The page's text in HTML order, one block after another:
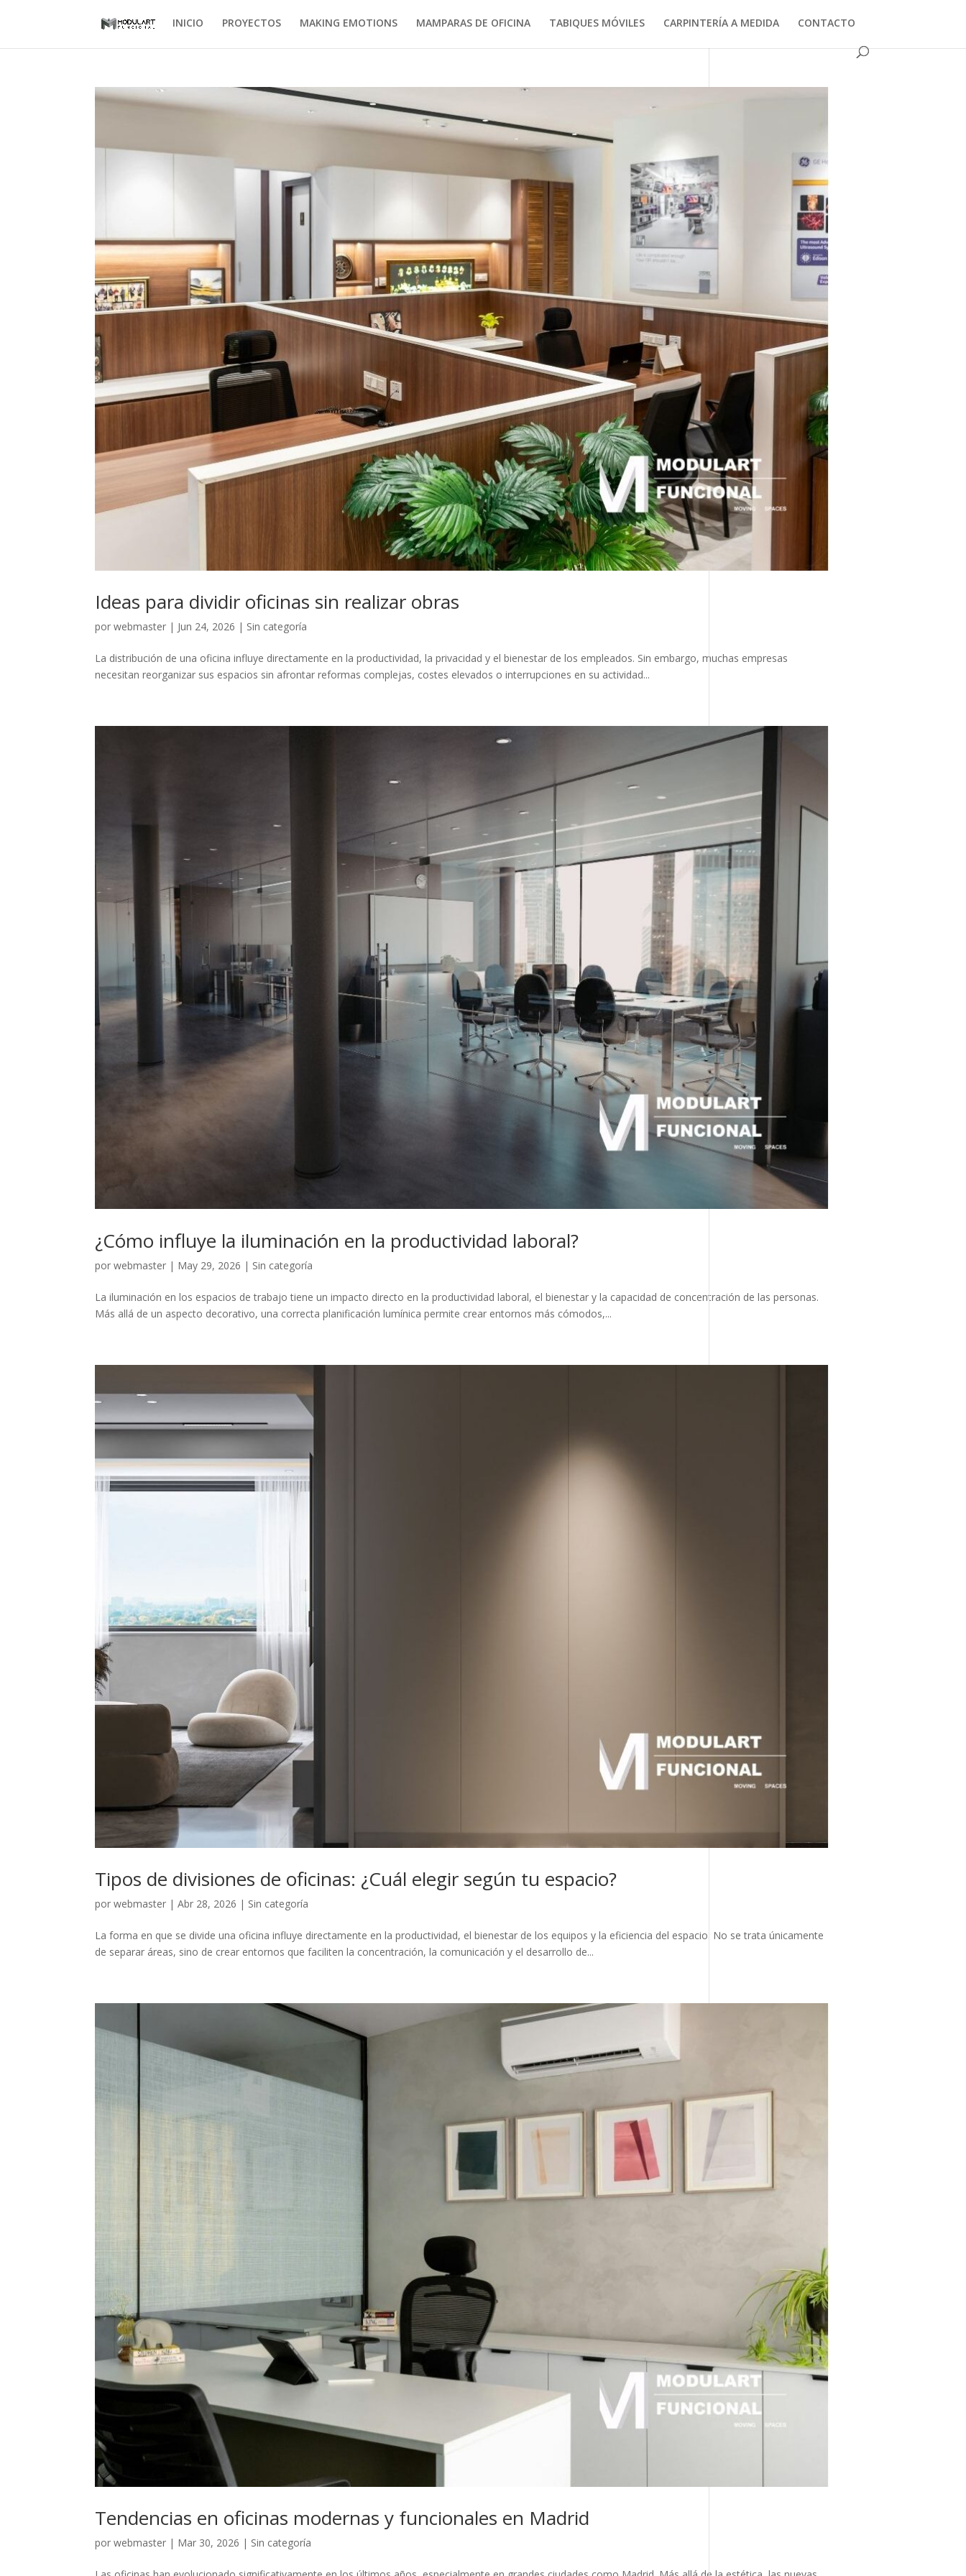
INICIO PROYECTOS MAKING EMOTIONS MAMPARAS DE OFICINA TABIQUES MÓVILES CARPINTERÍA A MEDIDA CONTACTO
Ideas para dividir oficinas sin realizar obras
por webmaster | Jun 24, 2026 | Sin categoría
La distribución de una oficina influye directamente en la productividad, la privacidad y el bienestar de los empleados. Sin embargo, muchas empresas
necesitan reorganizar sus espacios sin afrontar reformas complejas, costes elevados o interrupciones en su actividad...
¿Cómo influye la iluminación en la productividad laboral?
por webmaster | May 29, 2026 | Sin categoría
La iluminación en los espacios de trabajo tiene un impacto directo en la productividad laboral, el bienestar y la capacidad de concentración de las personas.
Más allá de un aspecto decorativo, una correcta planificación lumínica permite crear entornos más cómodos,...
Tipos de divisiones de oficinas: ¿Cuál elegir según tu espacio?
por webmaster | Abr 28, 2026 | Sin categoría
La forma en que se divide una oficina influye directamente en la productividad, el bienestar de los equipos y la eficiencia del espacio. No se trata únicamente
de separar áreas, sino de crear entornos que faciliten la concentración, la comunicación y el desarrollo de...
Tendencias en oficinas modernas y funcionales en Madrid
por webmaster | Mar 30, 2026 | Sin categoría